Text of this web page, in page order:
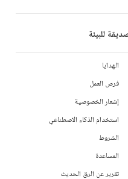
للبيئة
الهدايا
فرص العمل
إشعار الخصوصية
استخدام الذكاء الاصطناعي
الشروط
المساعدة
تقرير عن الرق الحديث